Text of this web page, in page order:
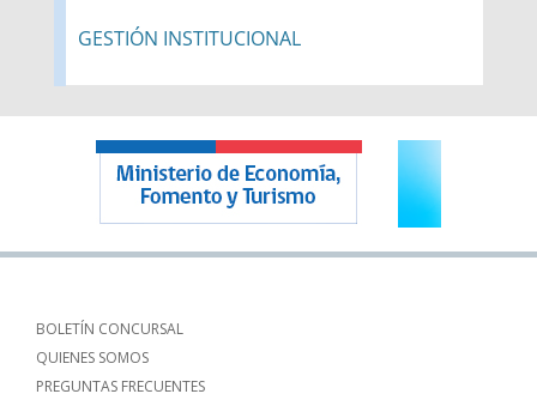
GESTIÓN INSTITUCIONAL
BOLETÍN CONCURSAL
QUIENES SOMOS
PREGUNTAS FRECUENTES